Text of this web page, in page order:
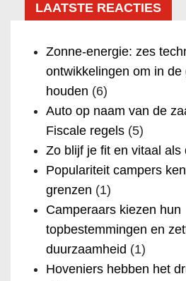
LAATSTE REACTIES
Zonne-energie: zes
ontwikkelingen om in de
houden (6)
Auto op naam van de
Fiscale regels (5)
Zo blijf je fit en vitaal als
Populariteit campers
grenzen (1)
Camperaars kiezen hun
topbestemmingen en
duurzaamheid (1)
Hoveniers hebben het